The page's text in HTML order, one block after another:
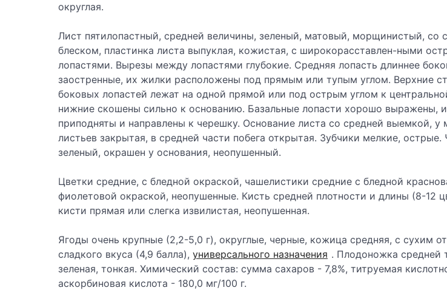
округлая.
Лист пятилопастный, средней величины, зеленый, матовый, морщинистый, со
блеском, пластинка листа выпуклая, кожистая, с широкорасставлен-ными
лопастями. Вырезы между лопастями глубокие. Средняя лопасть длиннее
заостренные, их жилки расположены под прямым или тупым углом. Верхние
боковых лопастей лежат на одной прямой или под острым углом к
нижние скошены сильно к основанию. Базальные лопасти хорошо выражены,
приподняты и направлены к черешку. Основание листа со средней выемкой, у
листьев закрытая, в средней части побега открытая. Зубчики мелкие, острые.
зеленый, окрашен у основания, неопушенный.
Цветки средние, с бледной окраской, чашелистики средние с бледной
фиолетовой окраской, неопушенные. Кисть средней плотности и длины (8-12
кисти прямая или слегка извилистая, неопушенная.
Ягоды очень крупные (2,2-5,0 г), округлые, черные, кожица средняя, с сухим
сладкого вкуса (4,9 балла), универсального назначения . Плодоножка средней
зеленая, тонкая. Химический состав: сумма сахаров - 7,8%, титруемая
аскорбиновая кислота - 180,0 мг/100 г.